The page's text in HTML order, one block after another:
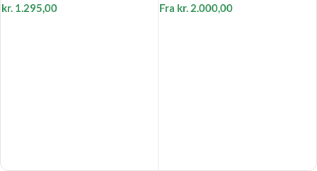
kr. 1.295,00 Fra kr. 2.000,00